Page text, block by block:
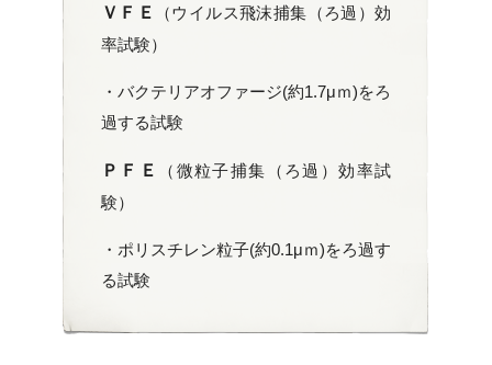
ＶＦＥ
（ウイルス飛沫捕集（ろ過）効
率試験）
・バクテリアオファージ(約1.7μｍ)をろ
過する試験
ＰＦＥ
（微粒子捕集（ろ過）効率試
験）
・ポリスチレン粒子(約0.1μｍ)をろ過す
る試験